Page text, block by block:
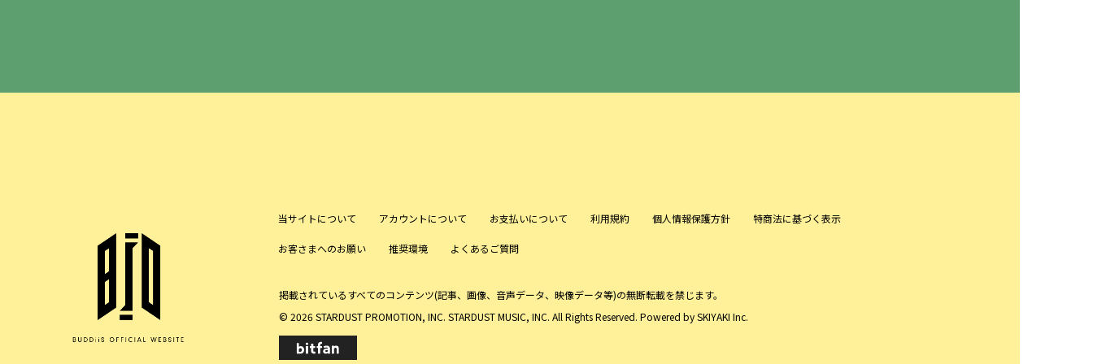
当サイトについて アカウントについて お支払いについて 利用規約 個人情報保護方針 特商法に基づく表示
お客さまへのお願い 推奨環境 よくあるご質問
掲載されているすべてのコンテンツ(記事、画像、音声データ、映像データ等)の無断転載を禁じます。
© 2026 STARDUST PROMOTION, INC. STARDUST MUSIC, INC. All Rights Reserved. Powered bySKIYAKI Inc.